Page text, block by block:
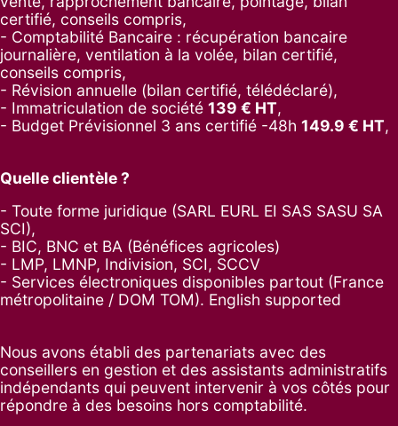
certifié, conseils compris,
- Comptabilité Bancaire : récupération bancaire
journalière, ventilation à la volée, bilan certifié,
conseils compris,
- Révision annuelle (bilan certifié, télédéclaré),
- Immatriculation de société 139 € HT,
- Budget Prévisionnel 3 ans certifié -48h 149.9 € HT,
Quelle clientèle ?
- Toute forme juridique (SARL EURL EI SAS SASU SA
SCI),
- BIC, BNC et BA (Bénéfices agricoles)
- LMP, LMNP, Indivision, SCI, SCCV
- Services électroniques disponibles partout (France
métropolitaine / DOM TOM). English supported
Nous avons établi des partenariats avec des
conseillers en gestion et des assistants administratifs
indépendants qui peuvent intervenir à vos côtés pour
répondre à des besoins hors comptabilité.